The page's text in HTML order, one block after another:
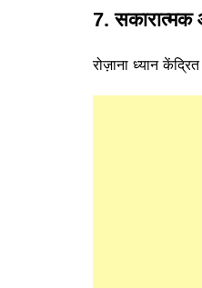
7.
रोज़ाना ध्यान